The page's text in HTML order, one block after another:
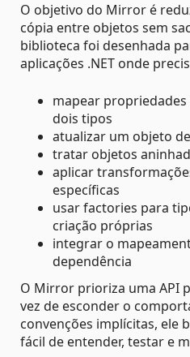
O objetivo do Mirror é
cópia entre objetos sem
biblioteca foi desenhada
aplicações .NET onde
mapear
dois tipos
atualizar um objeto
tratar objetos
aplicar
específicas
usar factories para
criação próprias
integrar o
dependência
O Mirror prioriza uma API
vez de esconder o
convenções implícitas, ele
fácil de entender, testar e